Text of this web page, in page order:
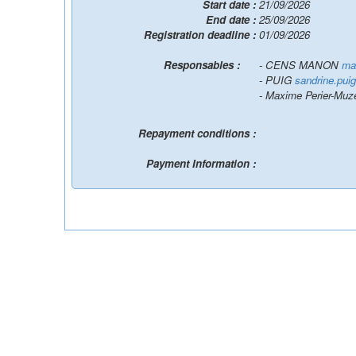
Start date : 21/09/2026
End date : 25/09/2026
Registration deadline : 01/09/2026
- CENS MANON
- PUIG
- Maxime Perier-
Repayment conditions :
Payment Information :